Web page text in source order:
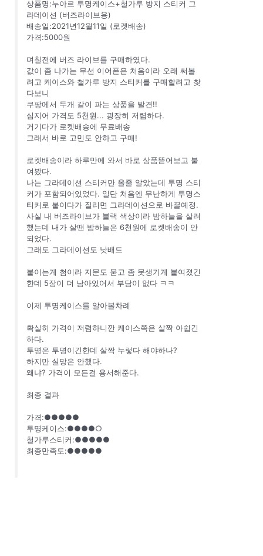
상품명:누아르 투명케이스+철가루 방지 스티커 그
라데이션 (버즈라이브용)
배송일:2021년12월11일 (로켓배송)
가격:5000원
며칠전에 버즈 라이브를 구매하였다.
값이 좀 나가는 무선 이어폰은 처음이라 오래 써볼
려고 케이스와 철가루 방지 스티커를 구매할려고 찾
다보니
쿠팡에서 두개 같이 파는 상품을 발견!!
심지어 가격도 5천원... 굉장히 저렴하다.
거기다가 로켓배송에 무료배송
그래서 바로 고민도 안하고 구매!
로켓배송이라 하루만에 와서 바로 상품뜯어보고 붙
여봤다.
나는 그라데이션 스티커만 올줄 알았는데 투명 스티
커가 포함되어있었다. 일단 처음엔 무난하게 투명스
티커로 붙이다가 질리면 그라데이션으로 바꿀예정.
사실 내 버즈라이브가 블랙 색상이라 밤하늘을 살려
했는데 내가 살땐 밤하늘은 6천원에 로켓배송이 안
되었다.
그래도 그라데이션도 낫배드
붙이는게 첨이라 지문도 묻고 좀 못생기게 붙여졌긴
한데 5장이 더 남아있어서 부담이 없다 ㅋㅋ
이제 투명케이스를 알아볼차례
확실히 가격이 저렴하니깐 케이스쪽은 살짝 아쉽긴
하다.
투명은 투명이긴한데 살짝 누렇다 해야하나?
하지만 실망은 안했다.
왜냐? 가격이 모든걸 용서해준다.
최종 결과
가격:●●●●●
투명케이스:●●●●○
철가루스티커:●●●●●
최종만족도:●●●●●